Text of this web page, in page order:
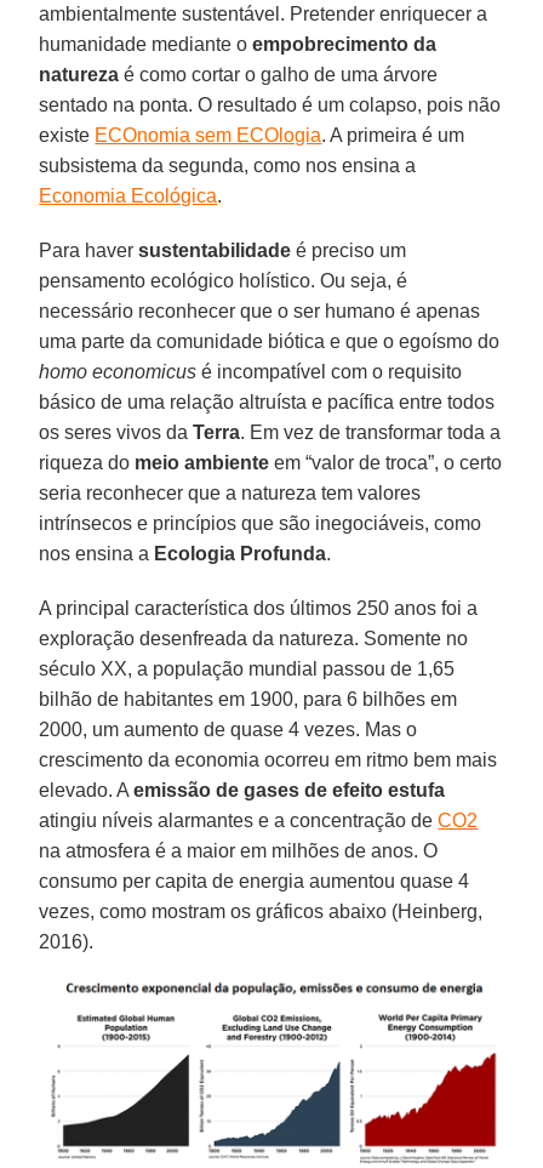
ambientalmente sustentável. Pretender enriquecer a
humanidade mediante oempobrecimento da
natureza é como cortar o galho de uma árvore
sentado na ponta. O resultado é um colapso, pois não
existe ECOnomia sem ECOlogia. A primeira é um
subsistema da segunda, como nos ensina a
Economia Ecológica.
Para haversustentabilidade é preciso um
pensamento ecológico holístico. Ou seja, é
necessário reconhecer que o ser humano é apenas
uma parte da comunidade biótica e que o egoísmo do
homo economicus é incompatível com o requisito
básico de uma relação altruísta e pacífica entre todos
os seres vivos daTerra. Em vez de transformar toda a
riqueza do meio ambiente em “valor de troca”, o certo
seria reconhecer que a natureza tem valores
intrínsecos e princípios que são inegociáveis, como
nos ensina a Ecologia Profunda.
A principal característica dos últimos 250 anos foi a
exploração desenfreada da natureza. Somente no
século XX, a população mundial passou de 1,65
bilhão de habitantes em 1900, para 6 bilhões em
2000, um aumento de quase 4 vezes. Mas o
crescimento da economia ocorreu em ritmo bem mais
elevado. Aemissão de gases de efeito estufa
atingiu níveis alarmantes e a concentração deCO2
na atmosfera é a maior em milhões de anos. O
consumo per capita de energia aumentou quase 4
vezes, como mostram os gráficos abaixo (Heinberg,
2016).